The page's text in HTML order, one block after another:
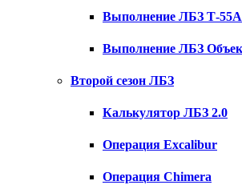
Выполнение ЛБЗ Т-55А
Выполнение ЛБЗ
Второй сезон ЛБЗ
Калькулятор ЛБЗ 2.0
Операция Excalibur
Операция Chimera